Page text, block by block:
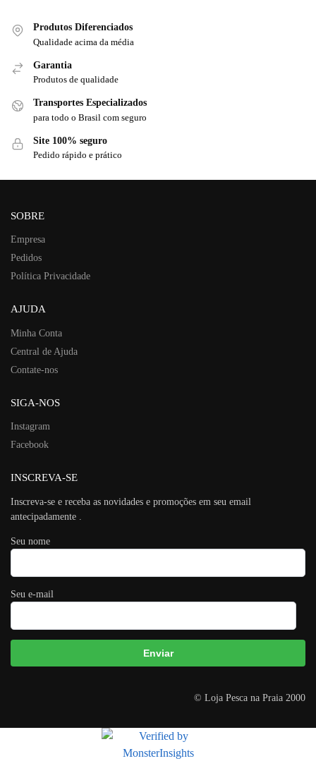
Produtos Diferenciados
Qualidade acima da média
Garantia
Produtos de qualidade
Transportes Especializados
para todo o Brasil com seguro
Site 100% seguro
Pedido rápido e prático
SOBRE
Empresa
Pedidos
Política Privacidade
AJUDA
Minha Conta
Central de Ajuda
Contate-nos
SIGA-NOS
Instagram
Facebook
INSCREVA-SE
Inscreva-se e receba as novidades e promoções em seu email
antecipadamente .
Seu nome
Seu e-mail
e
© Loja Pesca na Praia 2000